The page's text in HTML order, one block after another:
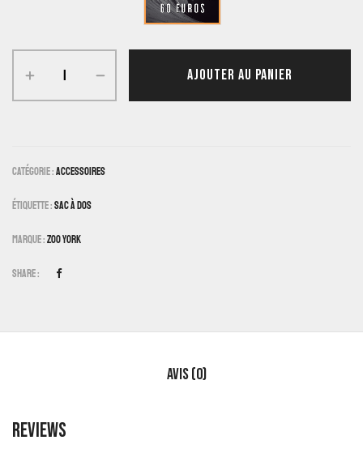
AJOUTER AU PANIER
Catégorie :Accessoires
Étiquette :Sac À Dos
Marque :Zoo York
Share :
Avis (0)
Reviews